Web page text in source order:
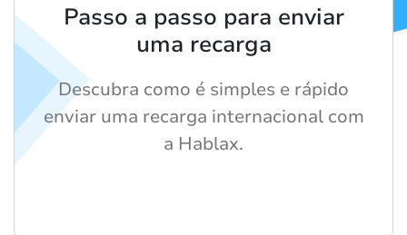
Passo a passo para enviar
uma recarga
Descubra como é simples e rápido
enviar uma recarga internacional com
a Hablax.